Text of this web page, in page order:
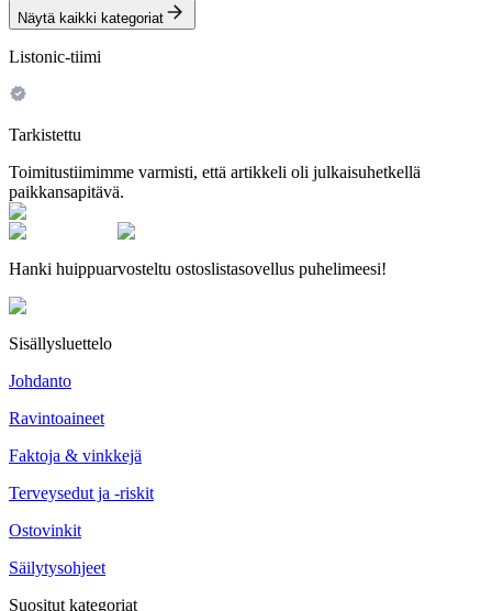
Näytä kaikki kategoriat
Listonic-tiimi
Tarkistettu
Toimitustiimimme varmisti, että artikkeli oli julkaisuhetkellä
paikkansapitävä.
Hanki huippuarvosteltu ostoslistasovellus puhelimeesi!
Sisällysluettelo
Johdanto
Ravintoaineet
Faktoja & vinkkejä
Terveysedut ja -riskit
Ostovinkit
Säilytysohjeet
Suositut kategoriat